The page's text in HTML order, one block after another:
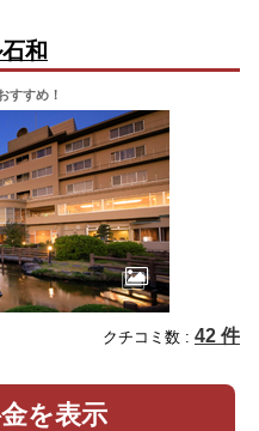
和
すすめ！
クチコミ数 : 42 件
を表示